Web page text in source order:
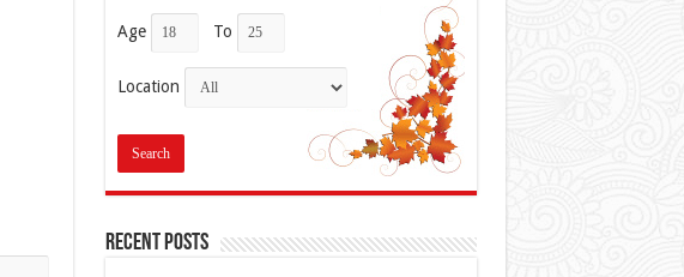
Age To
Location
Recent Posts